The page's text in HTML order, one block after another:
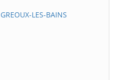
LES-BAINS